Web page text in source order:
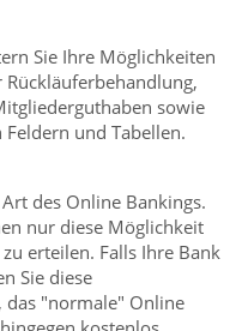
Sie Ihre Möglichkeiten
sowie
und Tabellen.
des Online Bankings.
nur diese Möglichkeit
erteilen. Falls Ihre Bank
Sie diese
das "normale" Online